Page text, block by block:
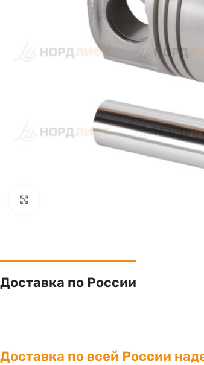
Доставка по России
Доставка по всей России